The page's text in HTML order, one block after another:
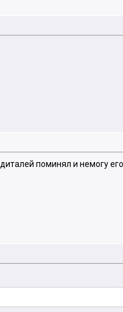
поминял и немогу его